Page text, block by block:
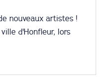
nouveaux artistes !
d'Honfleur, lors